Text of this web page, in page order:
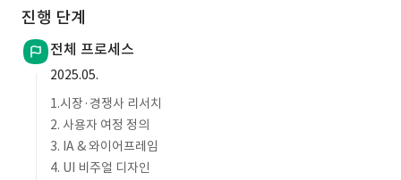
진행 단계
전체 프로세스
2025.05.
1.시장·경쟁사 리서치
2. 사용자 여정 정의
3. IA & 와이어프레임
4. UI 비주얼 디자인